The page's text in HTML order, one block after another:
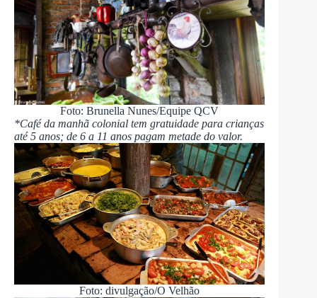
Foto: Brunella Nunes/Equipe QCV
*Café da manhã colonial tem gratuidade para crianças
até 5 anos; de 6 a 11 anos pagam metade do valor.
Foto: divulgação/O Velhão